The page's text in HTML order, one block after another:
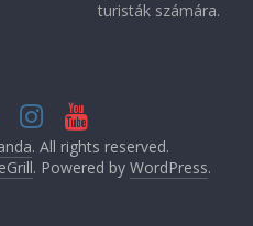
turisták számára.
. All rights reserved.
. Powered by WordPress.